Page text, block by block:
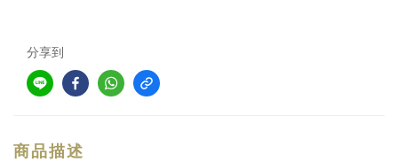
分享到
商品描述